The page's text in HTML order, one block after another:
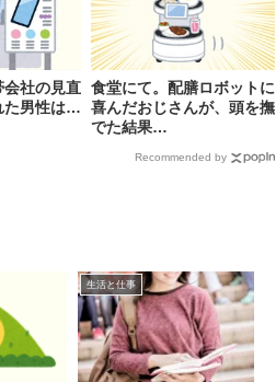
会社の見直
た男性は…
食堂にて。配膳ロボットに
喜んだおじさんが、頭を撫
でた結果…
Recommended by
生活と仕事